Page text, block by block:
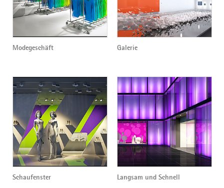
Modegeschäft Galerie
Schaufenster Langsam und Schnell